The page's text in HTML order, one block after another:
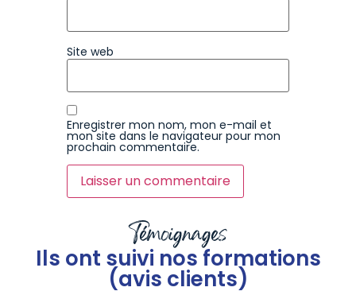
Site web
Enregistrer mon nom, mon e-mail et
mon site dans le navigateur pour mon
prochain commentaire.
Témoignages
Ils ont suivi nos formations
(avis clients)